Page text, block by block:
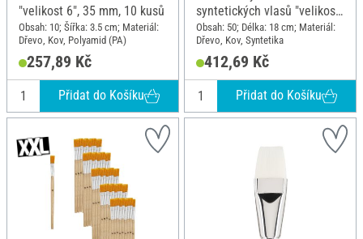
"velikost 6", 35 mm, 10 kusů
Obsah: 10; Šířka: 3.5 cm; Materiál:
Dřevo, Kov, Polyamid (PA)
257,89 Kč
Přidat do Košíku
syntetických vlasů "velikost
12", 50 kusů
Obsah: 50; Délka: 18 cm; Materiál:
Dřevo, Kov, Syntetika
412,69 Kč
Přidat do Košíku